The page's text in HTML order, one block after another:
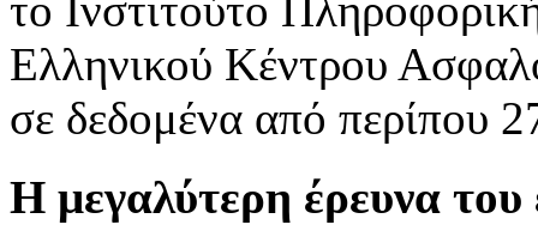
Ελληνικού Κέντρου
σε δεδομένα από περίπου
Η μεγαλύτερη έρευνα του